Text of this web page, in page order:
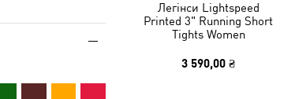
Легінси Lightspeed
Printed 3" Running Short
Tights Women
3 590,00 ₴